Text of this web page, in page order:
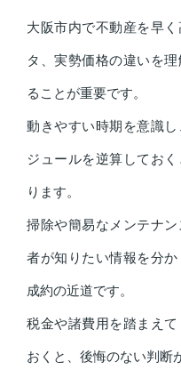
大阪市内で不動産を早
タ、実勢価格の違いを
ることが重要です。
動きやすい時期を意識
ジュールを逆算してお
ります。
掃除や簡易なメンテナ
者が知りたい情報を分
成約の近道です。
税金や諸費用を踏まえ
おくと、後悔のない判断